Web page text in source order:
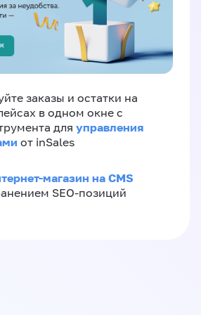
заказы и остатки на
в одном окне с
для управления
от inSales
магазин на CMS
SEO-позиций